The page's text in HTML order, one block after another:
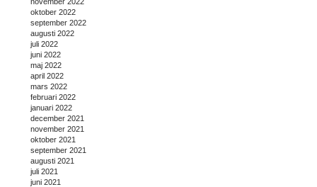
oktober 2022
september 2022
augusti 2022
juli 2022
juni 2022
maj 2022
april 2022
mars 2022
februari 2022
januari 2022
december 2021
november 2021
oktober 2021
september 2021
augusti 2021
juli 2021
juni 2021